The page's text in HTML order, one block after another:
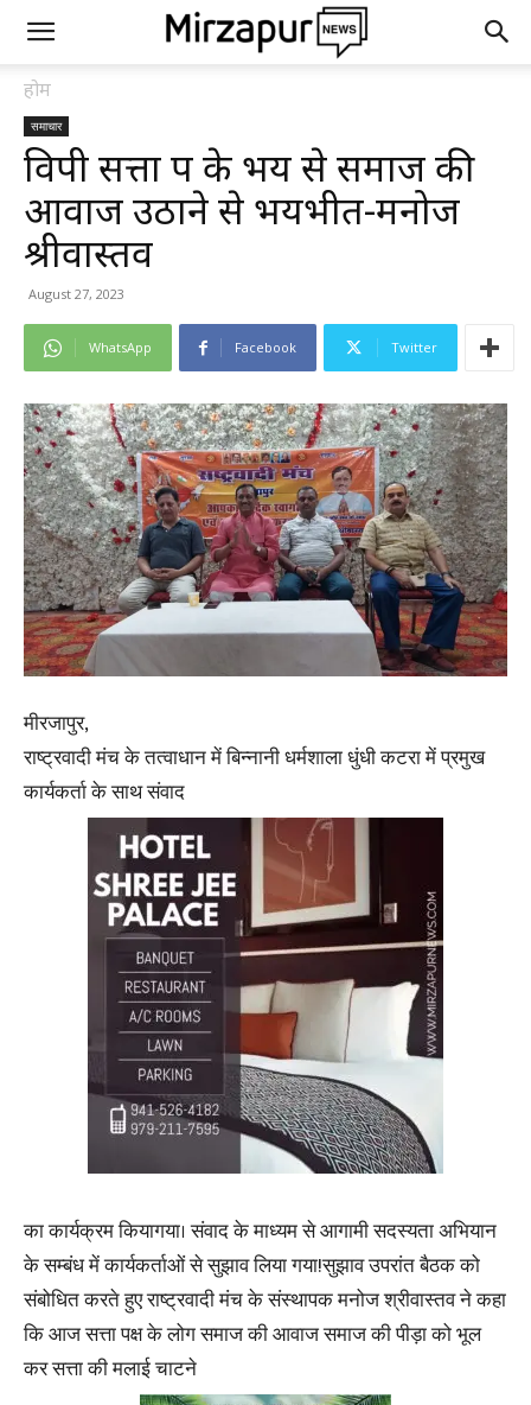
होम
समाचार
विपक्षी सत्ता पक्ष के भय से समाज की
आवाज उठाने से भयभीत-मनोज
श्रीवास्तव
August 27, 2023
WhatsApp Facebook Twitter
मीरजापुर,
राष्ट्रवादी मंच के तत्वाधान में बिन्नानी धर्मशाला धुंधी कटरा में प्रमुख
कार्यकर्ता के साथ संवाद
का कार्यक्रम कियागया। संवाद के माध्यम से आगामी सदस्यता अभियान
के सम्बंध में कार्यकर्ताओं से सुझाव लिया गया!सुझाव उपरांत बैठक को
संबोधित करते हुए राष्ट्रवादी मंच के संस्थापक मनोज श्रीवास्तव ने कहा
कि आज सत्ता पक्ष के लोग समाज की आवाज समाज की पीड़ा को भूल
कर सत्ता की मलाई चाटने